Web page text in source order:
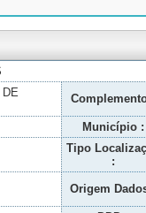
Município :
Tipo
:
Origem